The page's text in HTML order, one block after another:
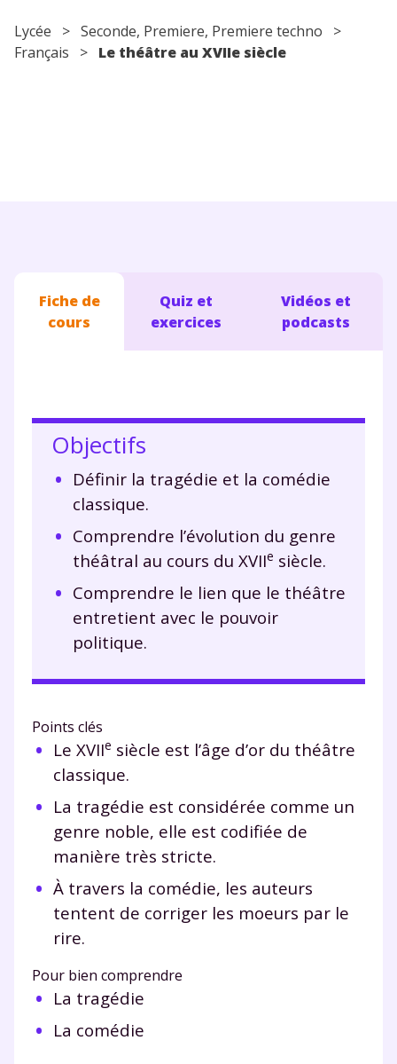
Lycée > Seconde, Premiere, Premiere techno >
Français > Le théâtre au XVIIe siècle
Fiche de
cours
Quiz et
exercices
Vidéos et
podcasts
Objectifs
Définir la tragédie et la comédie
classique.
Comprendre l’évolution du genre
théâtral au cours du XVIIe siècle.
Comprendre le lien que le théâtre
entretient avec le pouvoir
politique.
Points clés
Le XVIIe siècle est l’âge d’or du théâtre
classique.
La tragédie est considérée comme un
genre noble, elle est codifiée de
manière très stricte.
À travers la comédie, les auteurs
tentent de corriger les moeurs par le
rire.
Pour bien comprendre
La tragédie
La comédie